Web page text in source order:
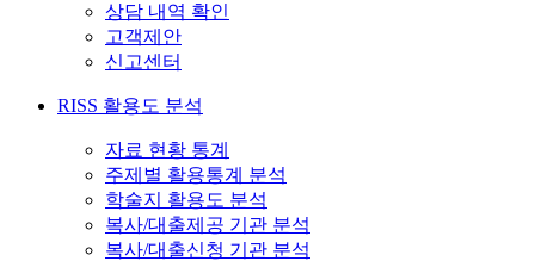
상담 내역 확인
고객제안
신고센터
RISS 활용도 분석
자료 현황 통계
주제별 활용통계 분석
학술지 활용도 분석
복사/대출제공 기관 분석
복사/대출신청 기관 분석